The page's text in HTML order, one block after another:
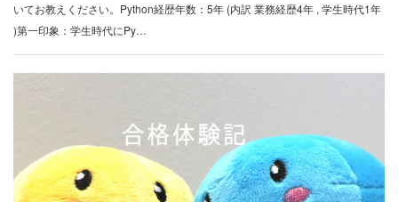
いてお教えください。Python経歴年数：5年 (内訳 業務経歴4年 , 学生時代1年
)第一印象：学生時代にPy…